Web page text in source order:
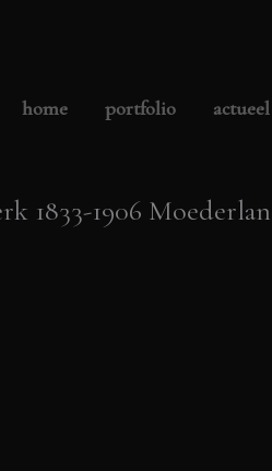
home portfolio actueel
1906